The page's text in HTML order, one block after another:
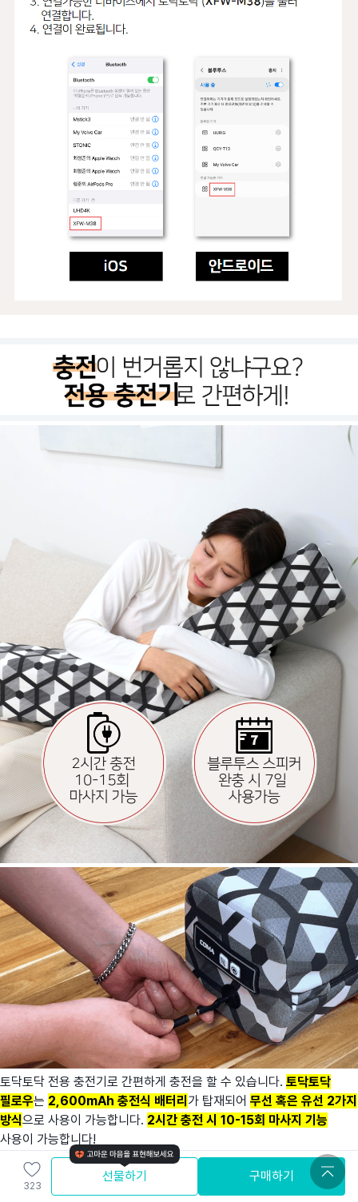
토닥토닥 전용 충전기로 간편하게 충전을 할 수 있습니다. 토닥토닥
필로우는 2,600mAh 충전식 배터리 가 탑재되어 무선 혹은 유선 2가지
방식으로 사용이 가능합니다. 2시간 충전 시 10-15회 마사지 기능
사용이 가능합니다!
또한블루투스 스피커로만 사용하는 경우에는최대 7일간 사용이
가능합니다!
323
선물하기 구매하기